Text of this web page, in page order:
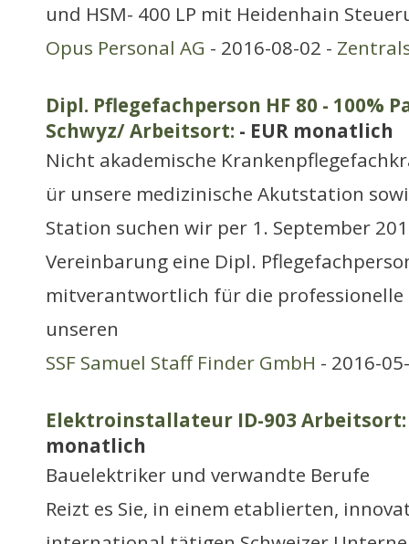
und HSM- 400 LP mit Heidenhain
Opus Personal AG - 2016-08-02 -
Dipl. Pflegefachperson HF 80 - 100%
Schwyz/ Arbeitsort: - EUR monatlich
Nicht akademische
ür unsere medizinische Akutstation
Station suchen wir per 1. September
Vereinbarung eine Dipl.
mitverantwortlich für die professionelle
unseren
SSF Samuel Staff Finder GmbH - 2016-
Elektroinstallateur ID-903
monatlich
Bauelektriker und verwandte Berufe
Reizt es Sie, in einem etablierten,